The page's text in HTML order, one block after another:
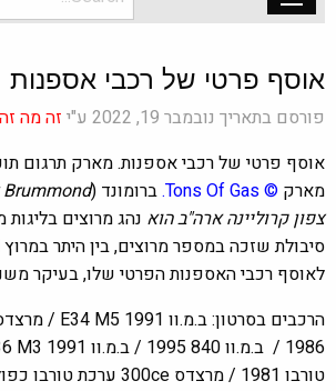
אוסף פרטי של רכבי אספנות
פורסם בתאריך נובמבר 19, 2022 ע"י
זה מה זה
אוסף פרטי של רכבי אספנות. מארק תרגום
מארק ©
Tons Of Gas
.ברומונד (
צפון קרוליינה ארה"ב הוא נהג מרוצים בליגות
לאוסף רכבי האספנות הפרטי שלו, בעיקר משנות ה-